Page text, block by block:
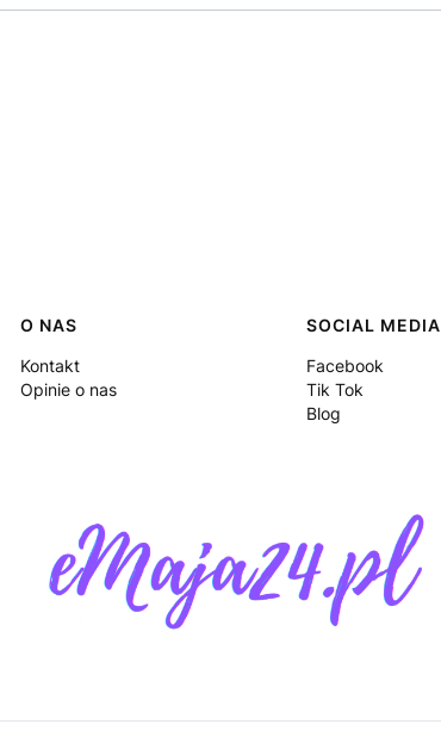
O NAS
Kontakt
Opinie o nas
SOCIAL MEDIA
Facebook
Tik Tok
Blog